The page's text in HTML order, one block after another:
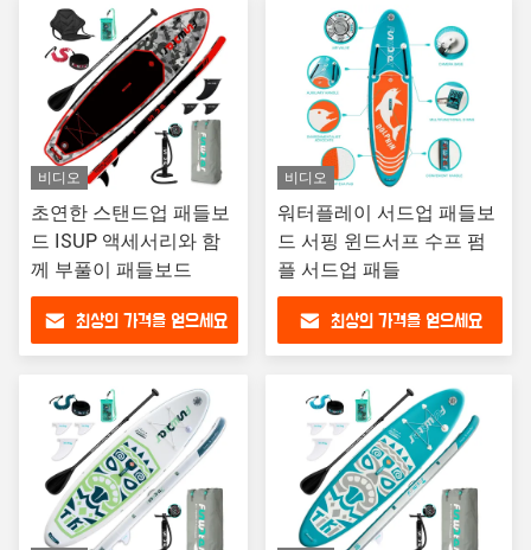
비디오
초연한 스탠드업 패들보
드 ISUP 액세서리와 함
께 부풀이 패들보드
최상의 가격을 얻으세요
비디오
워터플레이 서드업 패들보
드 서핑 윈드서프 수프 펌
플 서드업 패들
최상의 가격을 얻으세요